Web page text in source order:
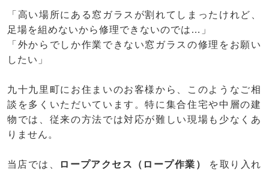
「高い場所にある窓ガラスが割れてしまったけれど、
足場を組めないから修理できないのでは…」
「外からでしか作業できない窓ガラスの修理をお願い
したい」
九十九里町にお住まいのお客様から、このようなご相
談を多くいただいています。特に集合住宅や中層の建
物では、従来の方法では対応が難しい現場も少なくあ
りません。
当店では、 ロープアクセス（ロープ作業）
を取り入れ